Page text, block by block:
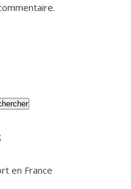
en France